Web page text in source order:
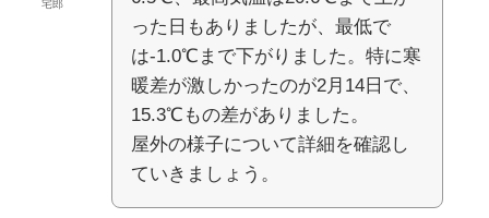
宅郎
った日もありましたが、最低で
は-1.0℃まで下がりました。特に寒
暖差が激しかったのが2月14日で、
15.3℃もの差がありました。
屋外の様子について詳細を確認し
ていきましょう。